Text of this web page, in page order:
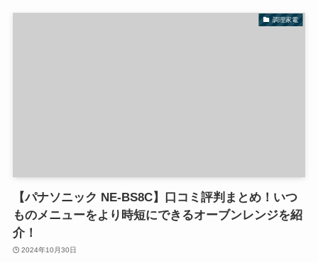
調理家電
【パナソニック NE-BS8C】口コミ評判まとめ！いつ
ものメニューをより時短にできるオーブンレンジを紹
介！
2024年10月30日